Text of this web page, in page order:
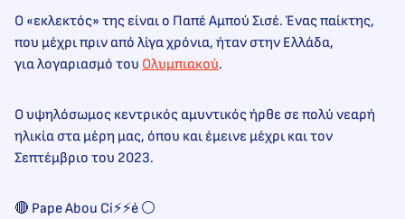
Ο «εκλεκτός» της είναι ο Παπέ Αμπού Σισέ. Ένας παίκτης,
που μέχρι πριν από λίγα χρόνια, ήταν στην Ελλάδα,
για λογαριασμό του Ολυμπιακού.
Ο υψηλόσωμος κεντρικός αμυντικός ήρθε σε πολύ νεαρή
ηλικία στα μέρη μας, όπου και έμεινε μέχρι και τον
Σεπτέμβριο του 2023.
🔴 Pape Abou Ci⚡⚡é ⚪